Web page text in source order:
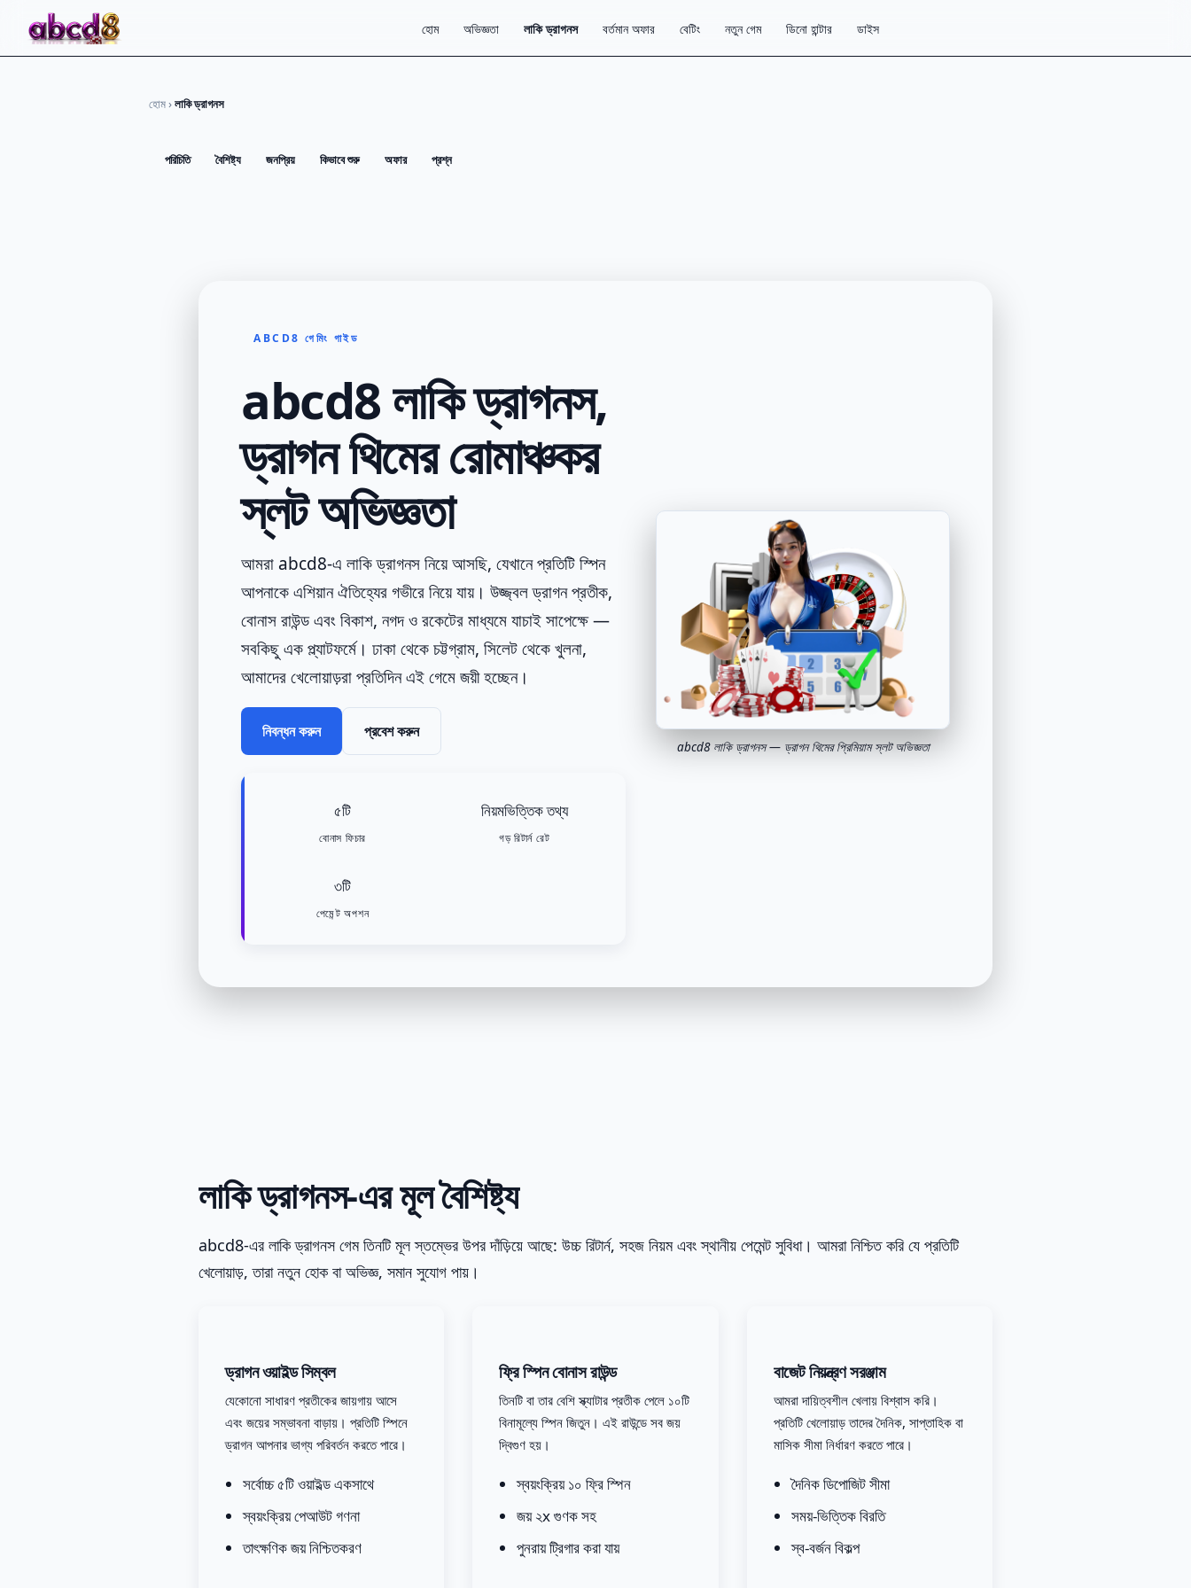
হোম অভিজ্ঞতা লাকি ড্রাগনস বর্তমান অফার বেটিং নতুন গেম ডিনো হান্টার ডাইস
হোম›লাকি ড্রাগনস
পরিচিতি বৈশিষ্ট্য জনপ্রিয় কিভাবে শুরু অফার প্রশ্ন
ABCD8 গেমিং গাইড
abcd8 লাকি ড্রাগনস,
ড্রাগন থিমের রোমাঞ্চকর
স্লট অভিজ্ঞতা
আমরা abcd8-এ লাকি ড্রাগনস নিয়ে আসছি, যেখানে প্রতিটি স্পিন
আপনাকে এশিয়ান ঐতিহ্যের গভীরে নিয়ে যায়। উজ্জ্বল ড্রাগন প্রতীক,
বোনাস রাউন্ড এবং বিকাশ, নগদ ও রকেটের মাধ্যমে যাচাই সাপেক্ষে —
সবকিছু এক প্ল্যাটফর্মে। ঢাকা থেকে চট্টগ্রাম, সিলেট থেকে খুলনা,
আমাদের খেলোয়াড়রা প্রতিদিন এই গেমে জয়ী হচ্ছেন।
নিবন্ধন করুন প্রবেশ করুন
৫টি
বোনাস ফিচার
নিয়মভিত্তিক তথ্য
গড় রিটার্ন রেট
৩টি
পেমেন্ট অপশন
abcd8 লাকি ড্রাগনস — ড্রাগন থিমের প্রিমিয়াম স্লট অভিজ্ঞতা
লাকি ড্রাগনস-এর মূল বৈশিষ্ট্য
abcd8-এর লাকি ড্রাগনস গেম তিনটি মূল স্তম্ভের উপর দাঁড়িয়ে আছে: উচ্চ রিটার্ন, সহজ নিয়ম এবং স্থানীয় পেমেন্ট সুবিধা। আমরা নিশ্চিত করি যে প্রতিটি
খেলোয়াড়, তারা নতুন হোক বা অভিজ্ঞ, সমান সুযোগ পায়।
ড্রাগন ওয়াইল্ড সিম্বল
যেকোনো সাধারণ প্রতীকের জায়গায় আসে
এবং জয়ের সম্ভাবনা বাড়ায়। প্রতিটি স্পিনে
ড্রাগন আপনার ভাগ্য পরিবর্তন করতে পারে।
সর্বোচ্চ ৫টি ওয়াইল্ড একসাথে
স্বয়ংক্রিয় পেআউট গণনা
তাৎক্ষণিক জয় নিশ্চিতকরণ
ফ্রি স্পিন বোনাস রাউন্ড
তিনটি বা তার বেশি স্ক্যাটার প্রতীক পেলে ১০টি
বিনামূল্যে স্পিন জিতুন। এই রাউন্ডে সব জয়
দ্বিগুণ হয়।
স্বয়ংক্রিয় ১০ ফ্রি স্পিন
জয় ২x গুণক সহ
পুনরায় ট্রিগার করা যায়
বাজেট নিয়ন্ত্রণ সরঞ্জাম
আমরা দায়িত্বশীল খেলায় বিশ্বাস করি।
প্রতিটি খেলোয়াড় তাদের দৈনিক, সাপ্তাহিক বা
মাসিক সীমা নির্ধারণ করতে পারে।
দৈনিক ডিপোজিট সীমা
সময়-ভিত্তিক বিরতি
স্ব-বর্জন বিকল্প